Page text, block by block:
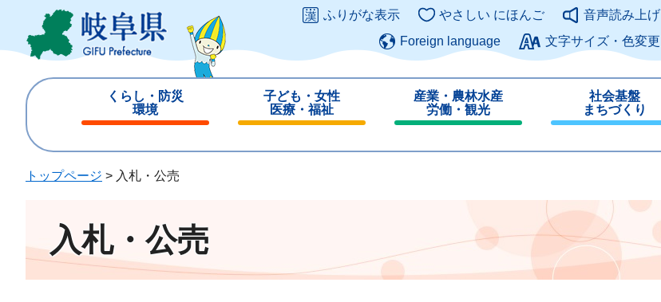
ジ
ュ
このページの本文へ
ふりがな表示 やさしい にほんご
音声読み上げ
Foreign language
文字サイズ・色変更
くらし・防災
環境
じ
子ども・女性
医療・福祉
じ
産業・農林水産
労働・観光
じ
社会基盤
まちづくり
じ
トップページ > 入札・公売
入札・公売